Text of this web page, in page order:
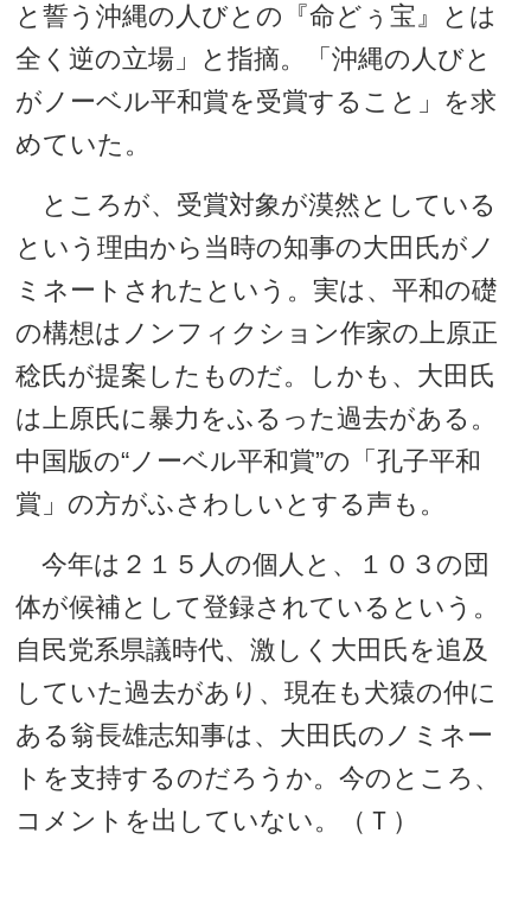
と誓う沖縄の人びとの『命どぅ宝』とは
全く逆の立場」と指摘。「沖縄の人びと
がノーベル平和賞を受賞すること」を求
めていた。
ところが、受賞対象が漠然としている
という理由から当時の知事の大田氏がノ
ミネートされたという。実は、平和の礎
の構想はノンフィクション作家の上原正
稔氏が提案したものだ。しかも、大田氏
は上原氏に暴力をふるった過去がある。
中国版の“ノーベル平和賞”の「孔子平和
賞」の方がふさわしいとする声も。
今年は２１５人の個人と、１０３の団
体が候補として登録されているという。
自民党系県議時代、激しく大田氏を追及
していた過去があり、現在も犬猿の仲に
ある翁長雄志知事は、大田氏のノミネー
トを支持するのだろうか。今のところ、
コメントを出していない。（Ｔ）